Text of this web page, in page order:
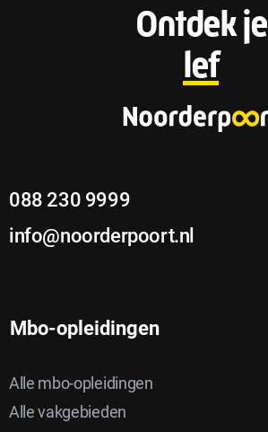
F
o
o
Ontdek je
lef
088 230 9999
info@noorderpoort.nl
Mbo-opleidingen
Alle mbo-opleidingen
Alle vakgebieden